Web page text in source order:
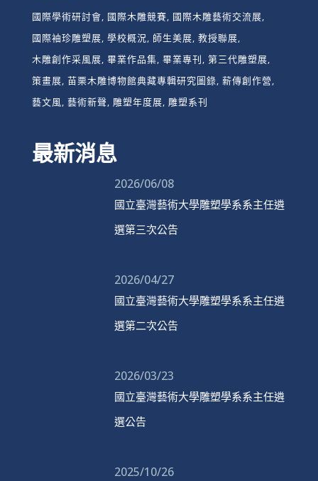
國際學術研討會 國際木雕競賽 國際木雕藝術交流展
國際袖珍雕塑展 學校概況 師生美展 教授聯展
木雕創作采風展 畢業作品集 畢業專刊 第三代雕塑展
策畫展 苗栗木雕博物館典藏專輯研究圖錄 薪傳創作營
藝文風 藝術新聲 雕塑年度展 雕塑系刊
最新消息
2026/06/08
國立臺灣藝術大學雕塑學系系主任遴
選第三次公告
2026/04/27
國立臺灣藝術大學雕塑學系系主任遴
選第二次公告
2026/03/23
國立臺灣藝術大學雕塑學系系主任遴
選公告
2025/10/26